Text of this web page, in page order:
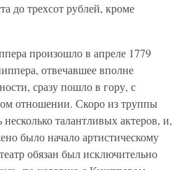
до трехсот рублей, кроме
произошло в апреле 1779
отвечавшее вполне
сразу пошло в гору, с
отношении. Скоро из труппы
талантливых актеров, и,
было начало артистическому
обязан был исключительно